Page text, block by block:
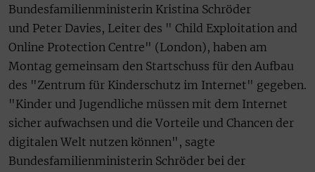
Bundesfamilienministerin Kristina Schröder
und Peter Davies, Leiter des " Child Exploitation and
Online Protection Centre" (London), haben am
Montag gemeinsam den Startschuss für den Aufbau
des "Zentrum für Kinderschutz im Internet" gegeben.
"Kinder und Jugendliche müssen mit dem Internet
sicher aufwachsen und die Vorteile und Chancen der
digitalen Welt nutzen können", sagte
Bundesfamilienministerin Schröder bei der